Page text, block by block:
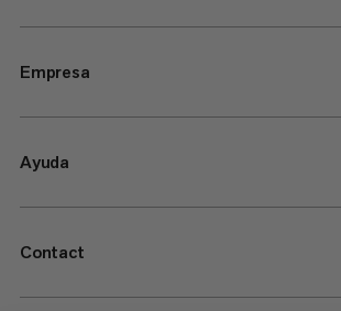
Empresa
Ayuda
Contact